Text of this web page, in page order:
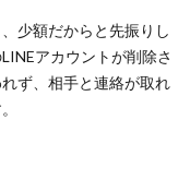
少額だからと先振りし
アカウントが削除さ
ず、相手と連絡が取れ